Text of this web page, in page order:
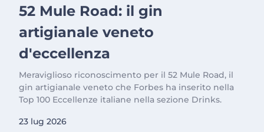
52 Mule Road: il gin
artigianale veneto
d'eccellenza
Meraviglioso riconoscimento per il 52 Mule Road, il
gin artigianale veneto che Forbes ha inserito nella
Top 100 Eccellenze italiane nella sezione Drinks.
23 lug 2026